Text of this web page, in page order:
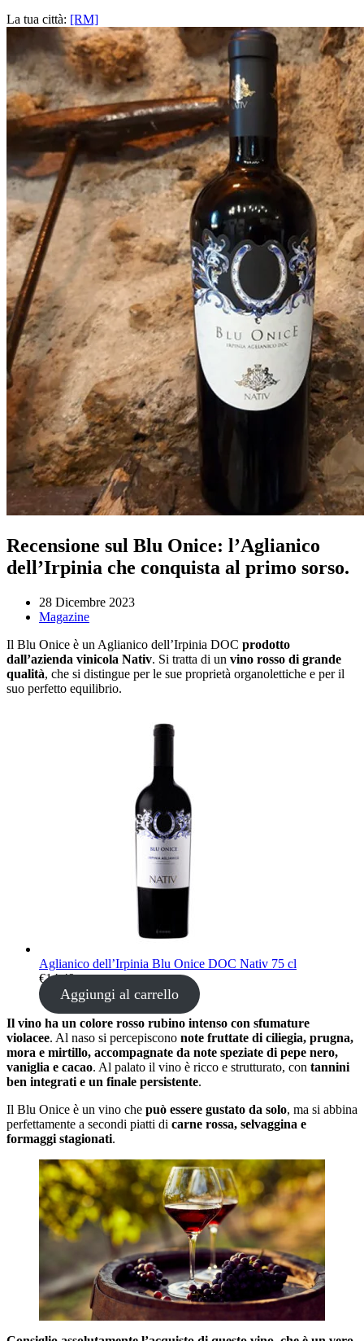
La tua città: [RM]
Recensione sul Blu Onice: l’Aglianico
dell’Irpinia che conquista al primo sorso.
28 Dicembre 2023
Magazine
Il Blu Onice è un Aglianico dell’Irpinia DOC prodotto
dall’azienda vinicola Nativ. Si tratta di un vino rosso di grande
qualità, che si distingue per le sue proprietà organolettiche e per il
suo perfetto equilibrio.
Aglianico dell’Irpinia Blu Onice DOC Nativ 75 cl
€14,49
Aggiungi al carrello
Il vino ha un colore rosso rubino intenso con sfumature
violacee. Al naso si percepiscono note fruttate di ciliegia, prugna,
mora e mirtillo, accompagnate da note speziate di pepe nero,
vaniglia e cacao. Al palato il vino è ricco e strutturato, con tannini
ben integrati e un finale persistente.
Il Blu Onice è un vino che può essere gustato da solo, ma si abbina
perfettamente a secondi piatti di carne rossa, selvaggina e
formaggi stagionati.